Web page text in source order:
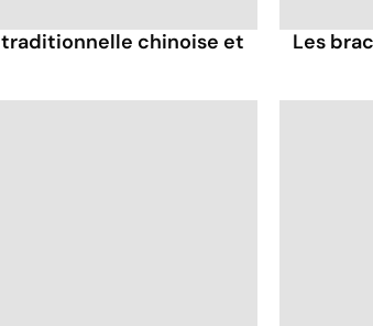
chinoise et
Les